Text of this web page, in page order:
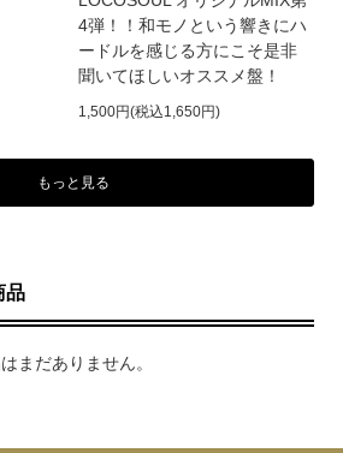
4弾！！和モノという響きにハ
ードルを感じる方にこそ是非
聞いてほしいオススメ盤！
1,500円(税込1,650円)
もっと見る
品
まだありません。